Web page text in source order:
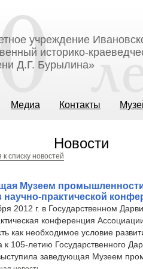
учреждение
историко-
Д.Г. Бурылина»
Медиа Контакты
Новости
к списку новостей
Музеем
научно-практической
2012 г. в Государственном
конференция
как необходимое условие
к 105-летию Государственного
заведующая Музеем